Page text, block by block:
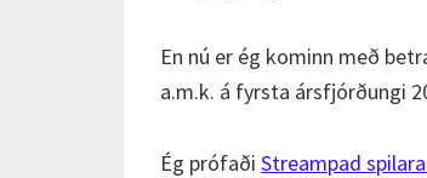
En nú er ég kominn með
a.m.k. á fyrsta ársfjórðungi
Ég prófaði Streampad